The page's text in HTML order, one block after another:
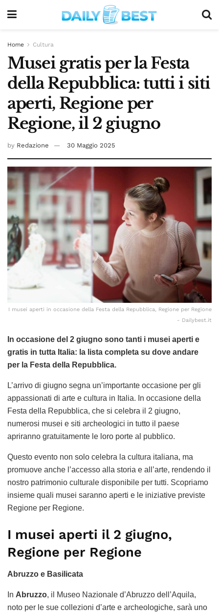
Home Cultura
Musei gratis per la Festa
della Repubblica: tutti i siti
aperti, Regione per
Regione, il 2 giugno
by Redazione 30 Maggio 2025
I musei aperti in occasione della Festa della Repubblica, Regione per Regione
- Dailybest.it
In occasione del 2 giugno sono tanti i musei aperti e
gratis in tutta Italia: la lista completa su dove andare
per la Festa della Repubblica.
L’arrivo di giugno segna un’importante occasione per gli
appassionati di arte e cultura in Italia. In occasione della
Festa della Repubblica, che si celebra il 2 giugno,
numerosi musei e siti archeologici in tutto il paese
apriranno gratuitamente le loro porte al pubblico.
Questo evento non solo celebra la cultura italiana, ma
promuove anche l’accesso alla storia e all’arte, rendendo il
nostro patrimonio culturale disponibile per tutti. Scopriamo
insieme quali musei saranno aperti e le iniziative previste
Regione per Regione.
I musei aperti il 2 giugno,
Regione per Regione
Abruzzo e Basilicata
In Abruzzo, il Museo Nazionale d’Abruzzo dell’Aquila,
noto per le sue collezioni d’arte e archeologiche, sarà uno